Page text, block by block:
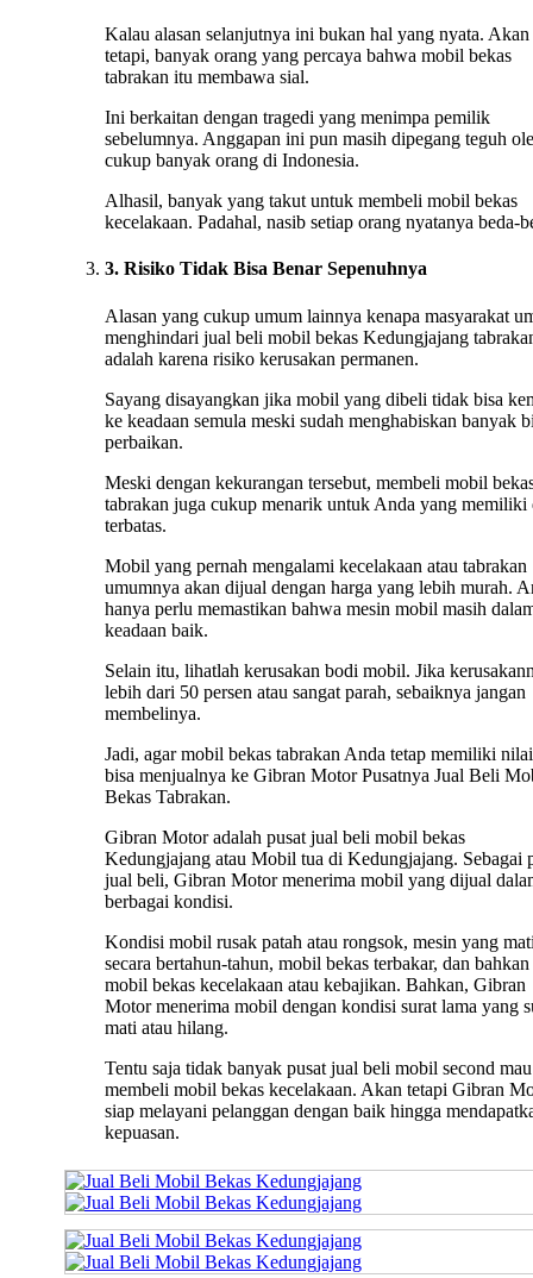
Kalau alasan selanjutnya ini bukan hal yang nyata. Akan
tetapi, banyak orang yang percaya bahwa mobil bekas
tabrakan itu membawa sial.
Ini berkaitan dengan tragedi yang menimpa pemilik
sebelumnya. Anggapan ini pun masih dipegang teguh
cukup banyak orang di Indonesia.
Alhasil, banyak yang takut untuk membeli mobil bekas
kecelakaan. Padahal, nasib setiap orang nyatanya beda-
3. Risiko Tidak Bisa Benar Sepenuhnya
Alasan yang cukup umum lainnya kenapa masyarakat
menghindari jual beli mobil bekas Kedungjajang
adalah karena risiko kerusakan permanen.
Sayang disayangkan jika mobil yang dibeli tidak bisa
ke keadaan semula meski sudah menghabiskan banyak
perbaikan.
Meski dengan kekurangan tersebut, membeli mobil
tabrakan juga cukup menarik untuk Anda yang memiliki
terbatas.
Mobil yang pernah mengalami kecelakaan atau tabrakan
umumnya akan dijual dengan harga yang lebih murah.
hanya perlu memastikan bahwa mesin mobil masih
keadaan baik.
Selain itu, lihatlah kerusakan bodi mobil. Jika
lebih dari 50 persen atau sangat parah, sebaiknya jangan
membelinya.
Jadi, agar mobil bekas tabrakan Anda tetap memiliki
bisa menjualnya ke Gibran Motor Pusatnya Jual Beli
Bekas Tabrakan.
Gibran Motor adalah pusat jual beli mobil bekas
Kedungjajang atau Mobil tua di Kedungjajang. Sebagai
jual beli, Gibran Motor menerima mobil yang dijual
berbagai kondisi.
Kondisi mobil rusak patah atau rongsok, mesin yang
secara bertahun-tahun, mobil bekas terbakar, dan bahkan
mobil bekas kecelakaan atau kebajikan. Bahkan, Gibran
Motor menerima mobil dengan kondisi surat lama yang
mati atau hilang.
Tentu saja tidak banyak pusat jual beli mobil second mau
membeli mobil bekas kecelakaan. Akan tetapi Gibran
siap melayani pelanggan dengan baik hingga
kepuasan.